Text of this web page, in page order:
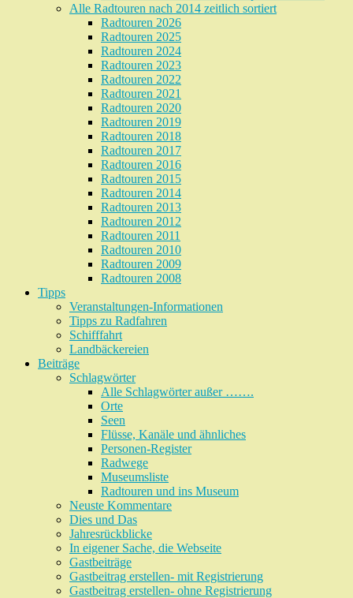
Alle Radtouren nach 2014 zeitlich sortiert
Radtouren 2026
Radtouren 2025
Radtouren 2024
Radtouren 2023
Radtouren 2022
Radtouren 2021
Radtouren 2020
Radtouren 2019
Radtouren 2018
Radtouren 2017
Radtouren 2016
Radtouren 2015
Radtouren 2014
Radtouren 2013
Radtouren 2012
Radtouren 2011
Radtouren 2010
Radtouren 2009
Radtouren 2008
Tipps
Veranstaltungen-Informationen
Tipps zu Radfahren
Schifffahrt
Landbäckereien
Beiträge
Schlagwörter
Alle Schlagwörter außer …….
Orte
Seen
Flüsse, Kanäle und ähnliches
Personen-Register
Radwege
Museumsliste
Radtouren und ins Museum
Neuste Kommentare
Dies und Das
Jahresrückblicke
In eigener Sache, die Webseite
Gastbeiträge
Gastbeitrag erstellen- mit Registrierung
Gastbeitrag erstellen- ohne Registrierung